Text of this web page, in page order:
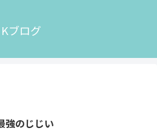
Kブログ
強のじじい